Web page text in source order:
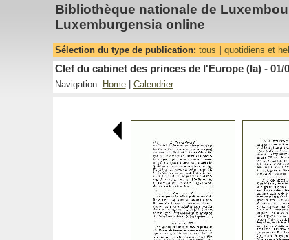
Bibliothèque nationale de
Luxemburgensia online
Sélection du type de publication: tous quotidiens et
Clef du cabinet des princes de l'Europe (la) - 01/
Navigation: Home| Calendrier